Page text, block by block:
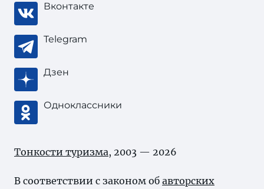
Вконтакте
Telegram
Дзен
Одноклассники
Тонкости туризма, 2003 — 2026
В соответствии с законом об авторских